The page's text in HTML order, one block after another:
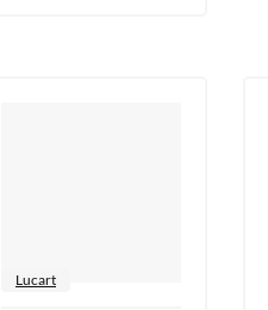
Lucart